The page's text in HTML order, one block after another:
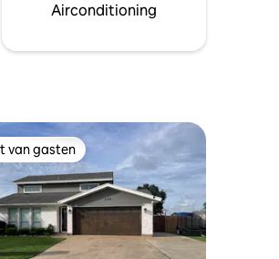
Airconditioning
van gasten
van gasten